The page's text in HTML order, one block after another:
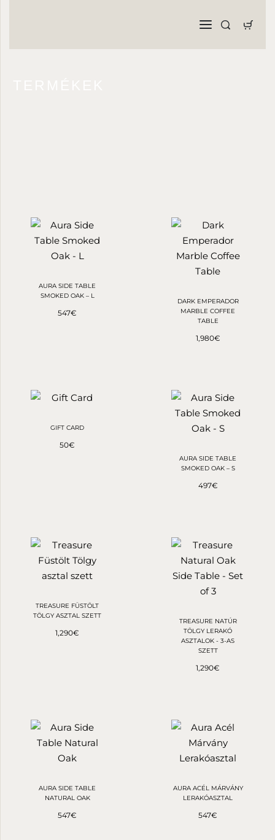
AURA SIDE TABLE
SMOKED OAK – L
547€
DARK EMPERADOR
MARBLE COFFEE
TABLE
1,980€
GIFT CARD
50€
AURA SIDE TABLE
SMOKED OAK – S
497€
TREASURE FÜSTÖLT
TÖLGY ASZTAL SZETT
1,290€
TREASURE NATÚR
TÖLGY LERAKÓ
ASZTALOK - 3-AS
SZETT
1,290€
AURA SIDE TABLE
NATURAL OAK
547€
AURA ACÉL MÁRVÁNY
LERAKÓASZTAL
547€